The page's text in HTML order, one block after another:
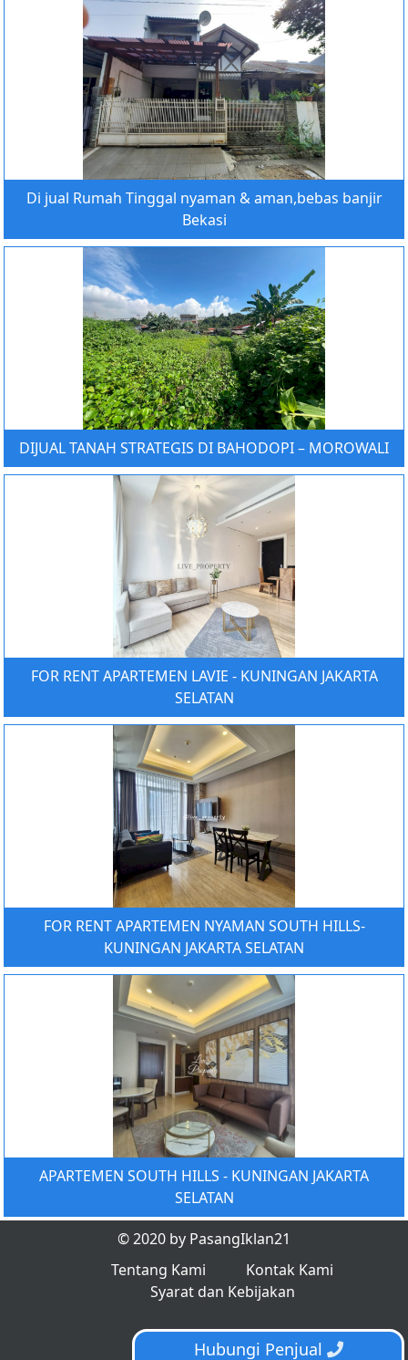
Hubungi Penjual
Di jual Rumah Tinggal nyaman & aman,bebas banjir
Bekasi
DIJUAL TANAH STRATEGIS DI BAHODOPI – MOROWALI
FOR RENT APARTEMEN LAVIE - KUNINGAN JAKARTA
SELATAN
FOR RENT APARTEMEN NYAMAN SOUTH HILLS-
KUNINGAN JAKARTA SELATAN
APARTEMEN SOUTH HILLS - KUNINGAN JAKARTA
SELATAN
© 2020 by PasangIklan21
Tentang Kami
Kontak Kami
Syarat dan Kebijakan